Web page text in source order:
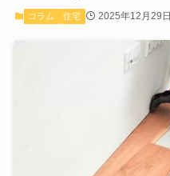
コラム 住宅 2025年12月29日